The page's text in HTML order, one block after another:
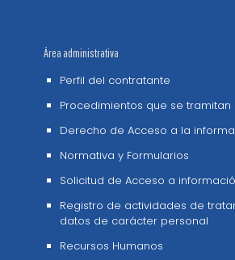
Área administrativa
Perfil del contratante
Procedimientos que se tramitan
Derecho de Acceso a la
Normativa y Formularios
Solicitud de Acceso a
Registro de actividades de
datos de carácter personal
Recursos Humanos